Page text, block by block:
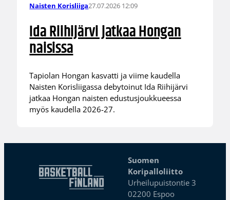
Naisten Korisliiga27.07.2026 12:09
Ida Riihijärvi jatkaa Hongan
naisissa
Tapiolan Hongan kasvatti ja viime kaudella
Naisten Korisliigassa debytoinut Ida Riihijärvi
jatkaa Hongan naisten edustusjoukkueessa
myös kaudella 2026-27.
Suomen
Koripalloliitto
Urheilupuistontie 3
02200 Espoo